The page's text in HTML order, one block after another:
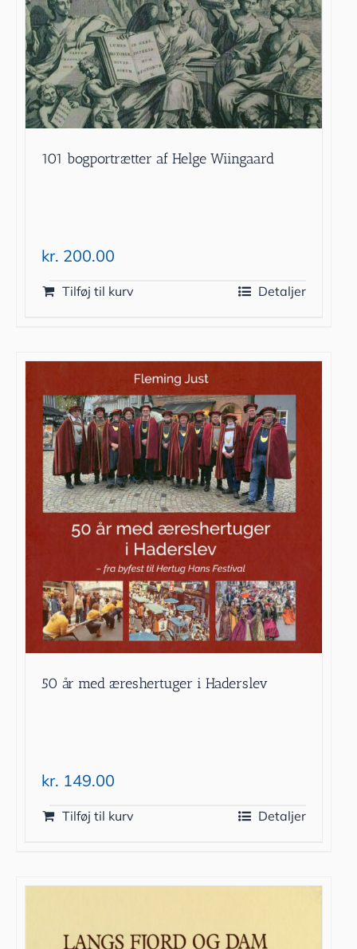
101 bogportrætter af Helge Wiingaard
kr. 200.00
Tilføj til kurv Detaljer
50 år med æreshertuger i Haderslev
kr. 149.00
Tilføj til kurv Detaljer